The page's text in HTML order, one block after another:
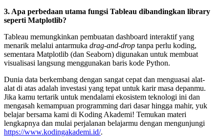
3. Apa perbedaan utama fungsi Tableau dibandingkan library
seperti Matplotlib?
Tableau memungkinkan pembuatan dashboard interaktif yang
menarik melalui antarmuka drag-and-drop tanpa perlu koding,
sementara Matplotlib (dan Seaborn) digunakan untuk membuat
visualisasi langsung menggunakan baris kode Python.
Dunia data berkembang dengan sangat cepat dan menguasai alat-
alat di atas adalah investasi yang tepat untuk karir masa depanmu.
Jika kamu tertarik untuk mendalami ekosistem teknologi ini dan
mengasah kemampuan programming dari dasar hingga mahir, yuk
belajar bersama kami di Koding Akademi! Temukan materi
lengkapnya dan mulai perjalanan belajarmu dengan mengunjungi
https://www.kodingakademi.id/.